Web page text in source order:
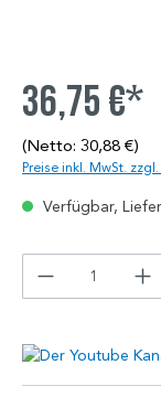
36,75 €*
(Netto: 30,88 €)
Preise inkl. MwSt.
Verfügbar,